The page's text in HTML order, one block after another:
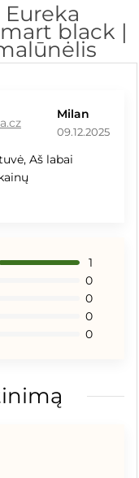
black |
Milan
09.12.2025
Aš labai
1
0
0
0
0